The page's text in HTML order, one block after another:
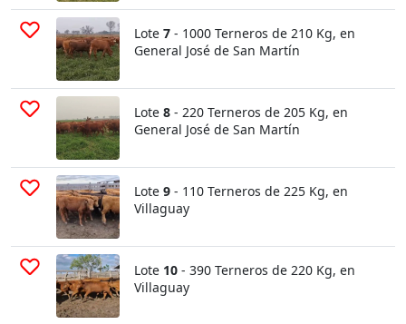
Lote 7 - 1000 Terneros de 210 Kg, en
General José de San Martín
Lote 8 - 220 Terneros de 205 Kg, en
General José de San Martín
Lote 9 - 110 Terneros de 225 Kg, en
Villaguay
Lote 10 - 390 Terneros de 220 Kg, en
Villaguay